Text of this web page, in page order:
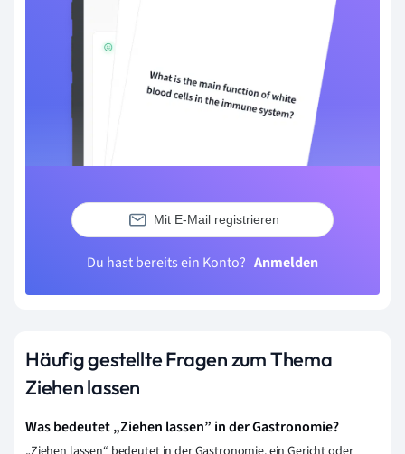
Mit E-Mail registrieren
Du hast bereits ein Konto? Anmelden
Häufig gestellte Fragen zum Thema
Ziehen lassen
Was bedeutet „Ziehen lassen” in der Gastronomie?